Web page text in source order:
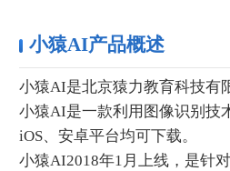
小猿AI产品概述
小猿AI是北京猿力教育科技有
小猿AI是一款利用图像识别技
iOS、安卓平台均可下载。
小猿AI2018年1月上线，是针